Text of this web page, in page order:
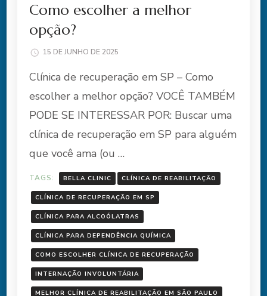
Como escolher a melhor
opção?
15 DE JUNHO DE 2025
Clínica de recuperação em SP – Como
escolher a melhor opção? VOCÊ TAMBÉM
PODE SE INTERESSAR POR: Buscar uma
clínica de recuperação em SP para alguém
que você ama (ou …
TAGS: BELLA CLINIC CLÍNICA DE REABILITAÇÃO
CLÍNICA DE RECUPERAÇÃO EM SP
CLÍNICA PARA ALCOÓLATRAS
CLÍNICA PARA DEPENDÊNCIA QUÍMICA
COMO ESCOLHER CLÍNICA DE RECUPERAÇÃO
INTERNAÇÃO INVOLUNTÁRIA
MELHOR CLÍNICA DE REABILITAÇÃO EM SÃO PAULO